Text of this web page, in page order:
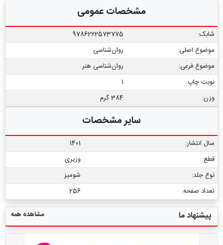
مشخصات عمومی
شابک:
9786222573775
موضوع اصلی:
روان‌شناسی
موضوع فرعی:
روان‏‌شناسی هنر
نوبت چاپ:
1
وزن:
384 گرم
سایر مشخصات
سال انتشار:
1401
قطع:
وزیری
نوع جلد:
شومیز
تعداد صفحه:
256
پیشنهاد ما مشاهده همه